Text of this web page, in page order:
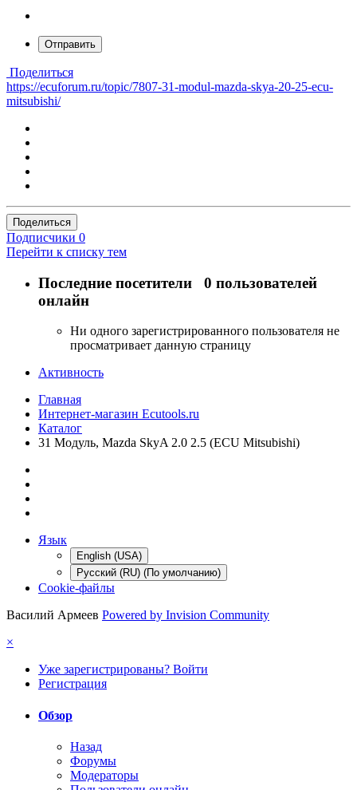
Отправить
Поделиться
https://ecuforum.ru/topic/7807-31-modul-mazda-skya-20-25-ecu-
mitsubishi/
Поделиться
Подписчики 0
Перейти к списку тем
Последние посетители 0 пользователей
онлайн
Ни одного зарегистрированного пользователя не
просматривает данную страницу
Активность
Главная
Интернет-магазин Ecutools.ru
Каталог
31 Модуль, Mazda SkyA 2.0 2.5 (ECU Mitsubishi)
Язык
English (USA)
Русский (RU) (По умолчанию)
Cookie-файлы
Василий Армеев Powered by Invision Community
×
Уже зарегистрированы? Войти
Регистрация
Обзор
Назад
Форумы
Модераторы